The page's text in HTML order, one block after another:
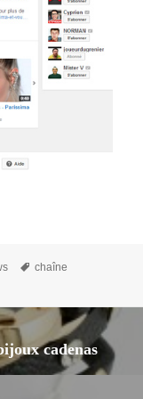
Mots-
chaîne
cadenas